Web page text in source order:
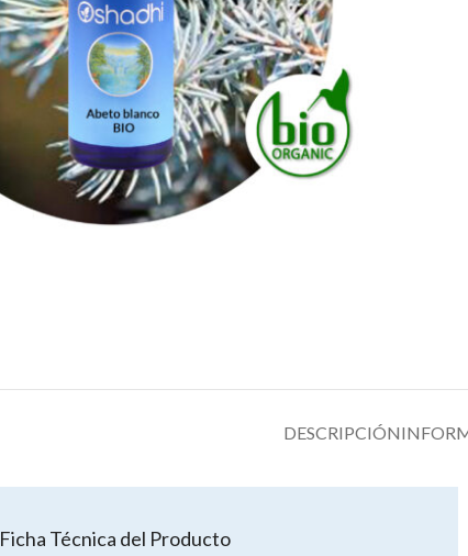
DESCRIPCIÓN
Ficha Técnica del Producto